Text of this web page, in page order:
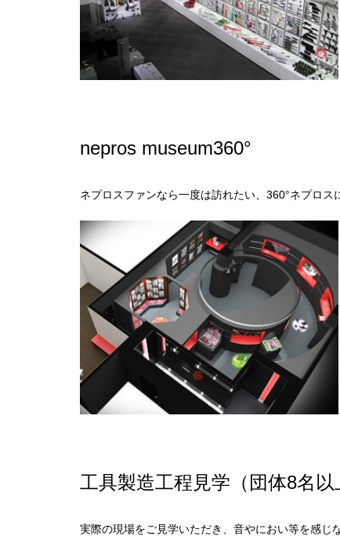
nepros museum360°
ネプロスファンなら一度は訪れたい、360°ネプロス
工具製造工程見学（団体8名以
実際の現場をご見学いただき、音やにおい等を感じ